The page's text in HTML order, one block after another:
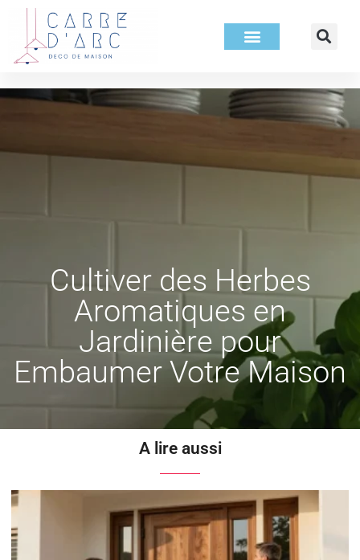
Cultiver des Herbes
Aromatiques en
Jardinière pour
Embaumer Votre Maison
A lire aussi